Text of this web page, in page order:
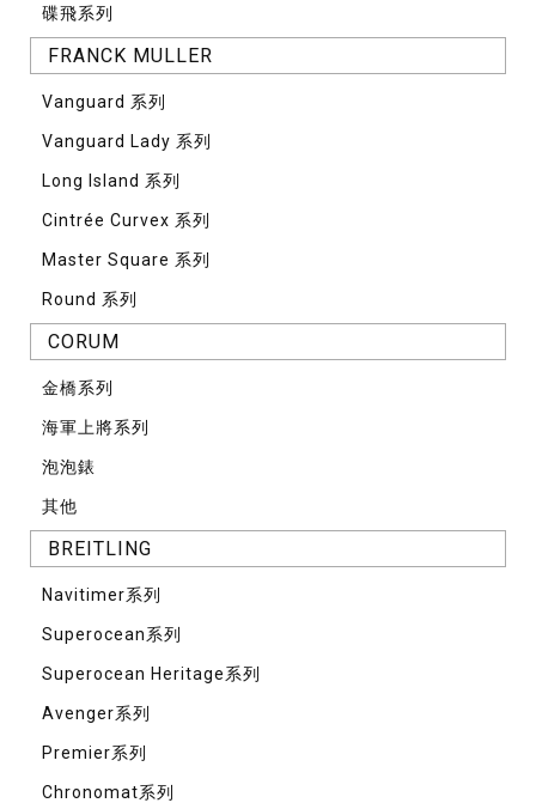
碟飛系列
FRANCK MULLER
Vanguard 系列
Vanguard Lady 系列
Long Island 系列
Cintrée Curvex 系列
Master Square 系列
Round 系列
CORUM
⾦橋系列
海軍上將系列
泡泡錶
其他
BREITLING
Navitimer系列
Superocean系列
Superocean Heritage系列
Avenger系列
Premier系列
Chronomat系列